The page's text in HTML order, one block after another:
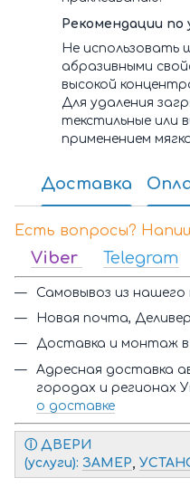
Рекомендации по
Не использовать
абразивными
высокой
Для удаления
текстильные или
применением
Доставка
Есть вопросы?
Viber Telegram
Самовывоз из нашего
Новая почта,
Доставка и монтаж в
Адресная доставка
городах и регионах
о доставке
ⓘ Д ВЕРИ
(услуги): ЗАМЕР,